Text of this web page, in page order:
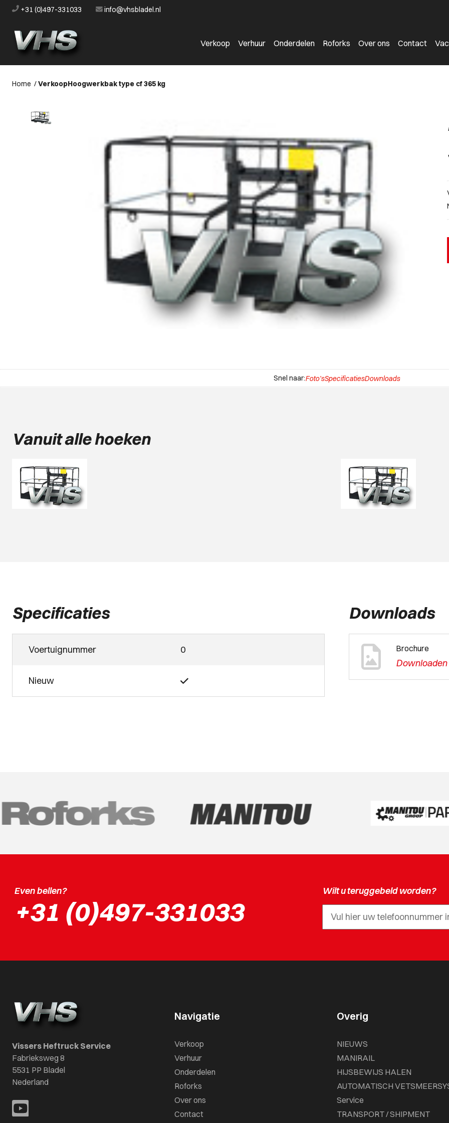
+31 (0)497-331033 info@vhsbladel.nl
Verkoop Verhuur Onderdelen Roforks Over ons Contact
Home /VerkoopHoogwerkbak type cf 365 kg
Snel naar:Foto'sSpecificatiesDownloads
Vanuit alle hoeken
Specificaties
Voertuignummer 0
Nieuw
Downloads
Brochure
Downloaden
Even bellen?
+31 (0)497-331033
Wilt u teruggebeld worden?
Vissers Heftruck Service
Fabrieksweg 8
5531 PP Bladel
Nederland
Navigatie
Verkoop
Verhuur
Onderdelen
Roforks
Over ons
Contact
Overig
NIEUWS
MANIRAIL
HIJSBEWIJS HALEN
AUTOMATISCH
Service
TRANSPORT / SHIPMENT